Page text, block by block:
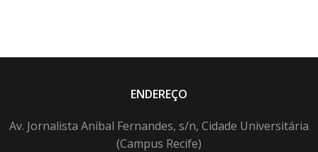
ENDEREÇO
Av. Jornalista Anibal Fernandes, s/n, Cidade Universitária
(Campus Recife)